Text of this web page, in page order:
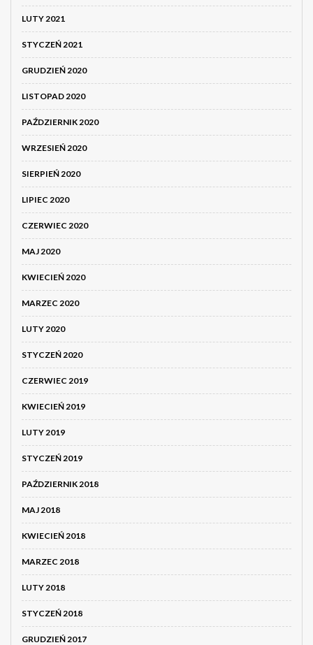
LUTY 2021
STYCZEŃ 2021
GRUDZIEŃ 2020
LISTOPAD 2020
PAŹDZIERNIK 2020
WRZESIEŃ 2020
SIERPIEŃ 2020
LIPIEC 2020
CZERWIEC 2020
MAJ 2020
KWIECIEŃ 2020
MARZEC 2020
LUTY 2020
STYCZEŃ 2020
CZERWIEC 2019
KWIECIEŃ 2019
LUTY 2019
STYCZEŃ 2019
PAŹDZIERNIK 2018
MAJ 2018
KWIECIEŃ 2018
MARZEC 2018
LUTY 2018
STYCZEŃ 2018
GRUDZIEŃ 2017